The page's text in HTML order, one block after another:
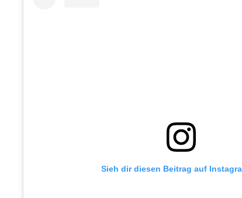
Sieh dir diesen Beitrag auf